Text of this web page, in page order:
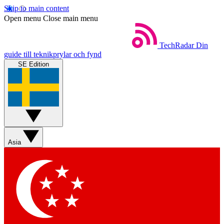
Skip to main content
Open menu Close main menu
TechRadar Din
guide till teknikprylar och fynd
SE Edition
Asia